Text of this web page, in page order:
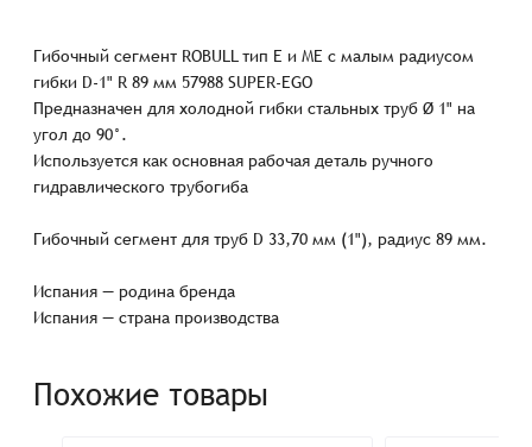
Гибочный сегмент ROBULL тип E и МЕ с малым радиусом
гибки D-1" R 89 мм 57988 SUPER-EGO
Предназначен для холодной гибки стальных труб Ø 1" на
угол до 90°.
Используется как основная рабочая деталь ручного
гидравлического трубогиба
Гибочный сегмент для труб D 33,70 мм (1"), радиус 89 мм.
Испания — родина бренда
Испания — страна производства
Похожие товары